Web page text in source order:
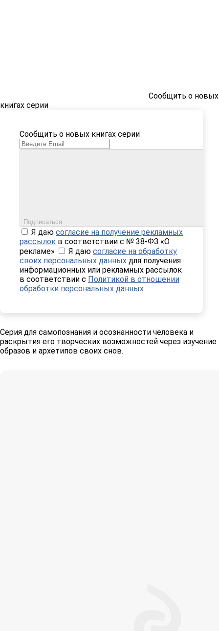
Сообщить о новых
книгах серии
Сообщить о новых книгах серии
Подписаться
Я даю согласие на получение рекламных
рассылок в соответствии с № 38-ФЗ «О
рекламе»
Я даю согласие на обработку
своих персональных данных для получения
информационных или рекламных рассылок
в соответствии с Политикой в отношении
обработки персональных данных
Серия для самопознания и осознанности человека и
раскрытия его творческих возможностей через изучение
образов и архетипов своих снов.